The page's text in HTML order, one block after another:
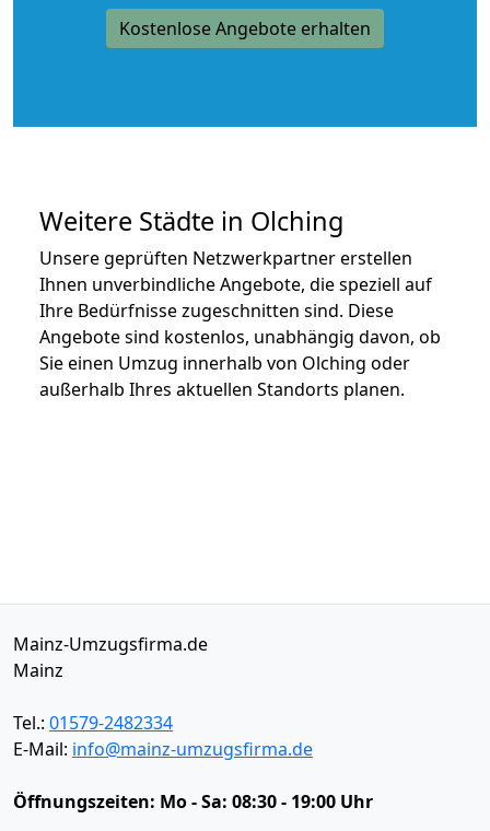
Kostenlose Angebote erhalten
Weitere Städte in Olching
Unsere geprüften Netzwerkpartner erstellen
Ihnen unverbindliche Angebote, die speziell auf
Ihre Bedürfnisse zugeschnitten sind. Diese
Angebote sind kostenlos, unabhängig davon, ob
Sie einen Umzug innerhalb von Olching oder
außerhalb Ihres aktuellen Standorts planen.
Mainz-Umzugsfirma.de
Mainz
Tel.: 01579-2482334
E-Mail: info@mainz-umzugsfirma.de
Öffnungszeiten: Mo - Sa: 08:30 - 19:00 Uhr